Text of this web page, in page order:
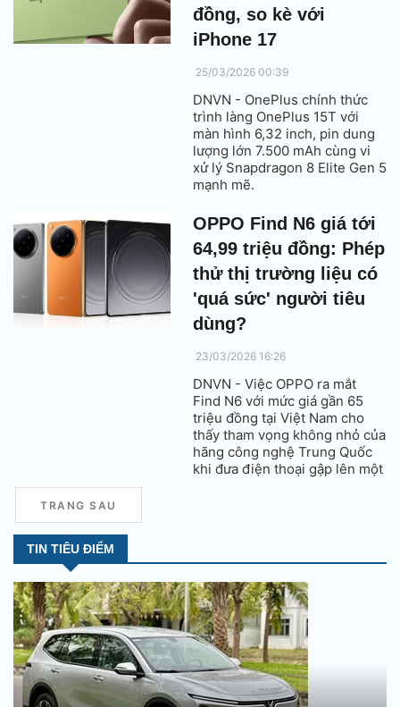
đồng, so kè với
iPhone 17
25/03/2026 00:39
DNVN - OnePlus chính thức
trình làng OnePlus 15T với
màn hình 6,32 inch, pin dung
lượng lớn 7.500 mAh cùng vi
xử lý Snapdragon 8 Elite Gen 5
mạnh mẽ.
OPPO Find N6 giá tới
64,99 triệu đồng: Phép
thử thị trường liệu có
'quá sức' người tiêu
dùng?
23/03/2026 16:26
DNVN - Việc OPPO ra mắt
Find N6 với mức giá gần 65
triệu đồng tại Việt Nam cho
thấy tham vọng không nhỏ của
hãng công nghệ Trung Quốc
khi đưa điện thoại gập lên một
TRANG SAU
TIN TIÊU ĐIỂM